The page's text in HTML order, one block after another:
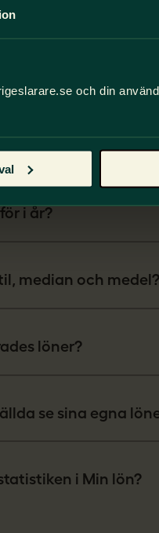
och din
åldersgrupper?
i år?
median och medel?
löner?
se sina egna
i Min lön?